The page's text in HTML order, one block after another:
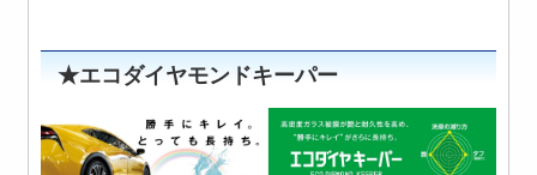
★エコダイヤモンドキーパー